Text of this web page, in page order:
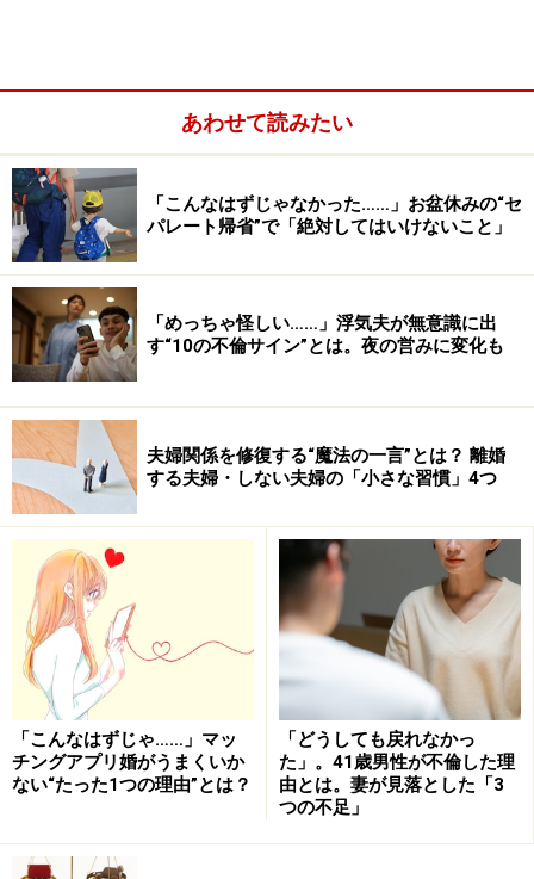
実はそこには、「言葉遣い」「態度」「気持ち」の3つ
に厳然としたルールがあります。そのルールを守っては
じめてできるのが「いい夫婦げんか」。
それではこれからそのルールをひとつずつ紹介していき
ましょう。はたして、皆さまはいくつ守れていますか？
＜目次＞
夫婦喧嘩の言葉遣いルール4カ条
夫婦喧嘩の態度ルール6カ条
夫婦喧嘩の気持ちルール3カ条
夫婦喧嘩の言葉遣いルール4カ条
まずは言葉遣いに関するルールを4つ。
「売り言葉に買い言葉」なんてことにならないように、
このルールをしっかりチェック！
などを否定しない
あわせて読みたい
「こんなはずじゃなかった……」お盆休みの“セ
パレート帰省”で「絶対してはいけないこと」
「めっちゃ怪しい……」浮気夫が無意識に出
す“10の不倫サイン”とは。夜の営みに変化も
夫婦関係を修復する“魔法の一言”とは？ 離婚
する夫婦・しない夫婦の「小さな習慣」4つ
「こんなはずじゃ……」マッ
チングアプリ婚がうまくいか
ない“たった1つの理由”とは？
「どうしても戻れなかっ
た」。41歳男性が不倫した理
由とは。妻が見落とした「3
つの不足」